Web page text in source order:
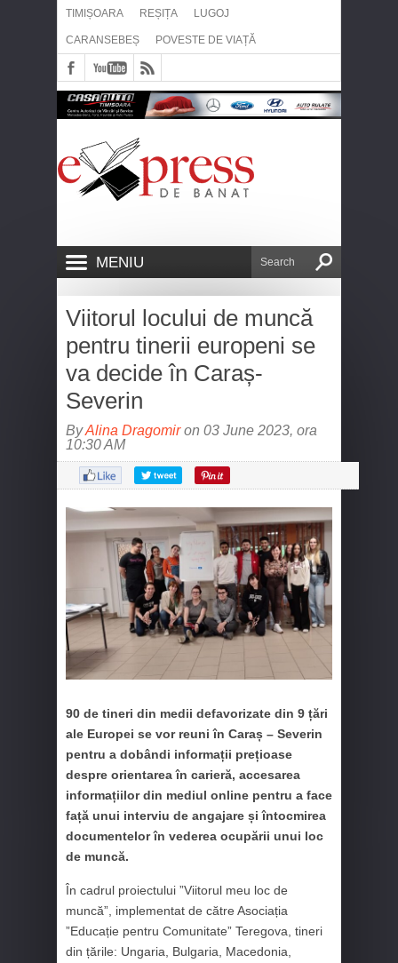
TIMIȘOARA REȘIȚA LUGOJ
CARANSEBEȘ POVESTE DE VIAȚĂ
MENIU
Viitorul locului de muncă
pentru tinerii europeni se
va decide în Caraș-
Severin
ByAlina Dragomiron 03 June 2023, ora
10:30 AM
90 de tineri din medii defavorizate din 9 țări
ale Europei se vor reuni în Caraș – Severin
pentru a dobândi informații prețioase
despre orientarea în carieră, accesarea
informațiilor din mediul online pentru a face
față unui interviu de angajare și întocmirea
documentelor în vederea ocupării unui loc
de muncă.
În cadrul proiectului ”Viitorul meu loc de
muncă”, implementat de către Asociația
”Educație pentru Comunitate” Teregova, tineri
din țările: Ungaria, Bulgaria, Macedonia,